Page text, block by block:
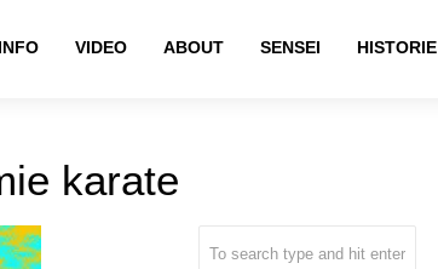
INFO VIDEO ABOUT SENSEI HISTORIE
karate